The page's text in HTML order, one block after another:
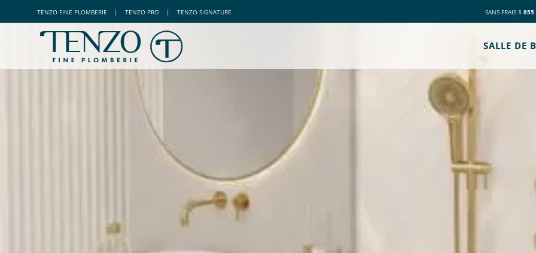
TENZO FINE PLOMBERIE | TENZO PRO | TENZO SIGNATURE SANS FRAIS 1 855
SALLE DE